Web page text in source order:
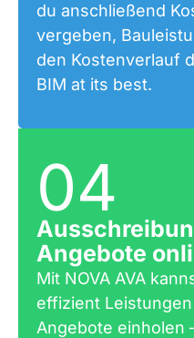
du anschließend
vergeben,
den Kostenverlauf
BIM at its best.
04
Angebote
Mit NOVA AVA
effizient
Angebote einholen